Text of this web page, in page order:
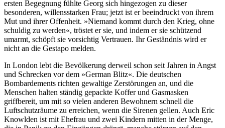
ersten Begegnung fühlte Georg sich hingezogen zu dieser
besonderen, willensstarken Frau; jetzt ist er beeindruckt von ihrem
Mut und ihrer Offenheit. »Niemand kommt durch den Krieg, ohne
schuldig zu werden«, tröstet er sie, und indem er sie schützend
umarmt, schöpft sie vorsichtig Vertrauen. Ihr Geständnis wird er
nicht an die Gestapo melden.
In London lebt die Bevölkerung derweil schon seit Jahren in Angst
und Schrecken vor dem »German Blitz«. Die deutschen
Bombardements richten gewaltige Zerstörungen an, und die
Menschen halten ständig ge­pack­te Koffer und Gasmasken
griffbereit, um mit so vielen anderen Bewohnern schnell die
Luftschutz­räu­me zu erreichen, wenn die Sirenen gellen. Auch Eric
Knowlden ist mit Ehefrau und zwei Kindern mit­ten in der Menge,